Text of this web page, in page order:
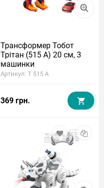
Трансформер Тобот
Трітан (515 A) 20 см, 3
машинки
Артикул: T 515 A
369 грн.